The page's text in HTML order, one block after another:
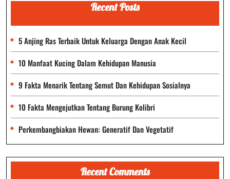
Recent Posts
5 Anjing Ras Terbaik Untuk Keluarga Dengan Anak Kecil
10 Manfaat Kucing Dalam Kehidupan Manusia
9 Fakta Menarik Tentang Semut Dan Kehidupan Sosialnya
10 Fakta Mengejutkan Tentang Burung Kolibri
Perkembangbiakan Hewan: Generatif Dan Vegetatif
Recent Comments